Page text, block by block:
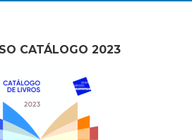
CATÁLOGO 2023